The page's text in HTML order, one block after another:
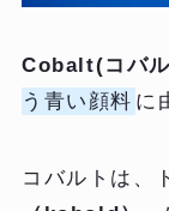
Cobalt(コバル
う青い顔料 に
コバルトは、